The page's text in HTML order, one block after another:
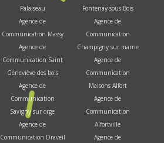
Palaiseau
Agence de
Communication Massy
Agence de
Communication Saint
Geneviève des bois
Agence de
Communication
Savigny sur orge
Agence de
Communication Draveil
Fontenay-sous-Bois
Agence de
Communication
Champigny sur marne
Agence de
Communication
Maisons Alfort
Agence de
Communication
Alfortville
Agence de